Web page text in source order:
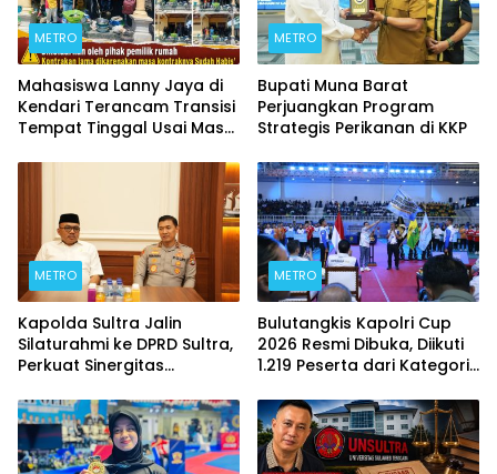
METRO
Mahasiswa Lanny Jaya di
Kendari Terancam Transisi
Tempat Tinggal Usai Masa
METRO
Bupati Muna Barat
Perjuangkan Program
Strategis Perikanan di KKP
METRO
Kapolda Sultra Jalin
Silaturahmi ke DPRD Sultra,
Perkuat Sinergitas
Kemajuan Daerah
METRO
Bulutangkis Kapolri Cup
2026 Resmi Dibuka, Diikuti
1.219 Peserta dari Kategori